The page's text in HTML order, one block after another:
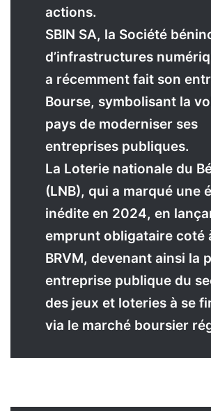
actions.
SBIN SA, la Société
d’infrastructures
a récemment fait son
Bourse, symbolisant la
pays de moderniser ses
entreprises publiques.
La Loterie nationale du
(LNB), qui a marqué une
inédite en 2024, en
emprunt obligataire coté
BRVM, devenant ainsi la
entreprise publique du
des jeux et loteries à se
via le marché boursier